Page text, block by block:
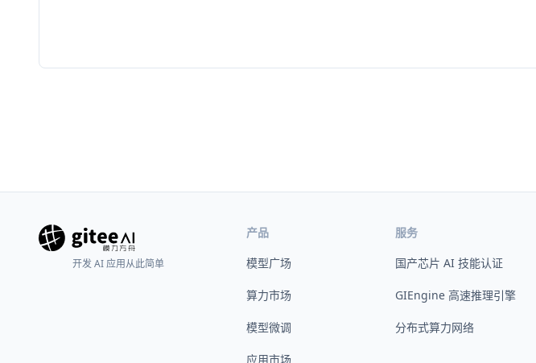
开发 AI 应用从此简单
产品
模型广场
算力市场
模型微调
应用市场
服务
国产芯片 AI 技能认证
GIEngine 高速推理引擎
分布式算力网络